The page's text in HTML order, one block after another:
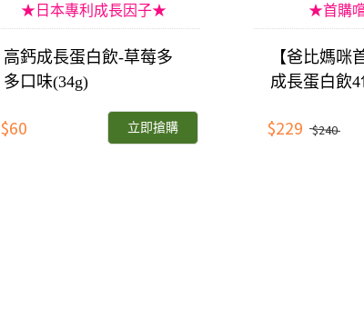
★日本專利成長因子★
高鈣成長蛋白飲-草莓多
多口味(34g)
$60 立即搶購
★首購
【爸比媽咪
成長蛋白飲
$229 $240